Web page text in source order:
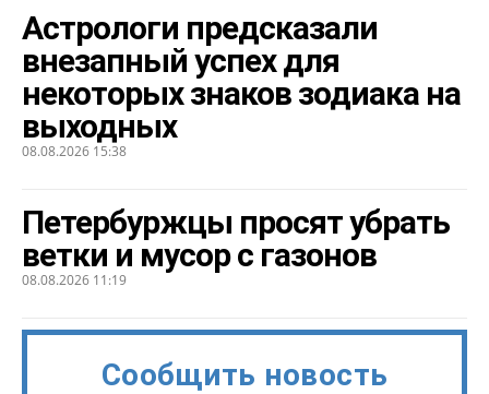
Астрологи предсказали
внезапный успех для
некоторых знаков зодиака на
выходных
08.08.2026 15:38
Петербуржцы просят убрать
ветки и мусор с газонов
08.08.2026 11:19
Сообщить новость